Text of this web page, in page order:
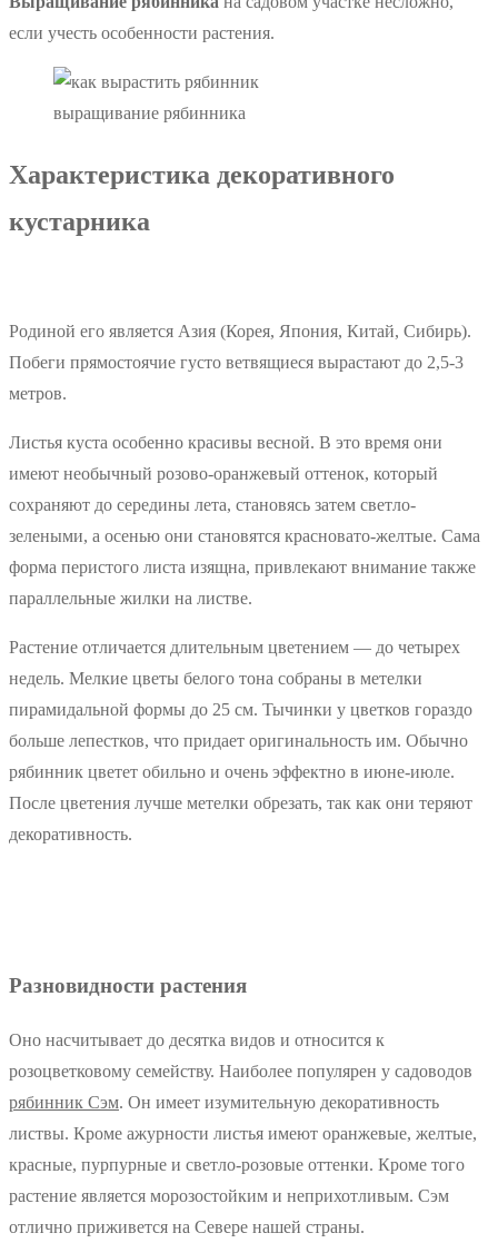
если учесть особенности растения.
выращивание рябинника
Характеристика декоративного
кустарника
Родиной его является Азия (Корея, Япония, Китай, Сибирь).
Побеги прямостоячие густо ветвящиеся вырастают до 2,5-3
метров.
Листья куста особенно красивы весной. В это время они
имеют необычный розово-оранжевый оттенок, который
сохраняют до середины лета, становясь затем светло-
зелеными, а осенью они становятся красновато-желтые. Сама
форма перистого листа изящна, привлекают внимание также
параллельные жилки на листве.
Растение отличается длительным цветением — до четырех
недель. Мелкие цветы белого тона собраны в метелки
пирамидальной формы до 25 см. Тычинки у цветков гораздо
больше лепестков, что придает оригинальность им. Обычно
рябинник цветет обильно и очень эффектно в июне-июле.
После цветения лучше метелки обрезать, так как они теряют
декоративность.
Разновидности растения
Оно насчитывает до десятка видов и относится к
розоцветковому семейству. Наиболее популярен у садоводов
рябинник Сэм. Он имеет изумительную декоративность
листвы. Кроме ажурности листья имеют оранжевые, желтые,
красные, пурпурные и светло-розовые оттенки. Кроме того
растение является морозостойким и неприхотливым. Сэм
отлично приживется на Севере нашей страны.